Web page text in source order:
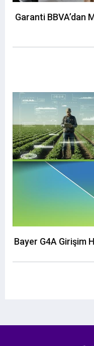
Garanti BBVA’dan
Bayer G4A Girişim